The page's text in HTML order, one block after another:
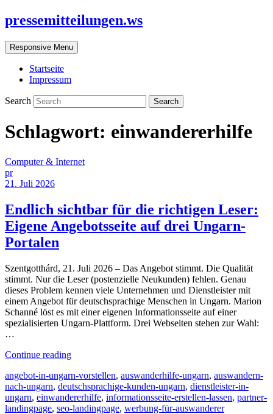
pressemitteilungen.ws
Responsive Menu
Startseite
Impressum
Search
Schlagwort: einwandererhilfe
Computer & Internet
pr
21. Juli 2026
Endlich sichtbar für die richtigen Leser:
Eigene Angebotsseite auf drei Ungarn-
Portalen
Szentgotthárd, 21. Juli 2026 – Das Angebot stimmt. Die Qualität
stimmt. Nur die Leser (postenzielle Neukunden) fehlen. Genau
dieses Problem kennen viele Unternehmen und Dienstleister mit
einem Angebot für deutschsprachige Menschen in Ungarn. Marion
Schanné löst es mit einer eigenen Informationsseite auf einer
spezialisierten Ungarn-Plattform. Drei Webseiten stehen zur Wahl:
…
Continue reading
angebot-in-ungarn-vorstellen, auswanderhilfe-ungarn, auswandern-
nach-ungarn, deutschsprachige-kunden-ungarn, dienstleister-in-
ungarn, einwandererhilfe, informationsseite-erstellen-lassen, partner-
landingpage, seo-landingpage, werbung-für-auswanderer